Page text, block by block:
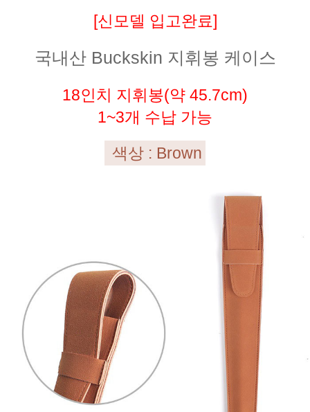
[신모델 입고완료]
국내산 Buckskin 지휘봉 케이스
18인치 지휘봉(약 45.7cm)
1~3개 수납 가능
색상 : Brown